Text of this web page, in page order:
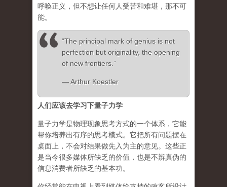
呼唤正义，但不想让任何人受苦和难堪，那不可
能。
“The principal mark of genius is not
perfection but originality, the opening
of new frontiers.”
― Arthur Koestler
人们应该去学习下量子力学
量子力学是物理现象思考方式的一个体系，它能
帮你培养出有序的思考模式。它把所有问题摆在
桌面上，不会对结果做先入为主的意见。这些正
是当今很多媒体所缺乏的价值，也是不辨真伪的
信息消费者所缺乏的基本功。